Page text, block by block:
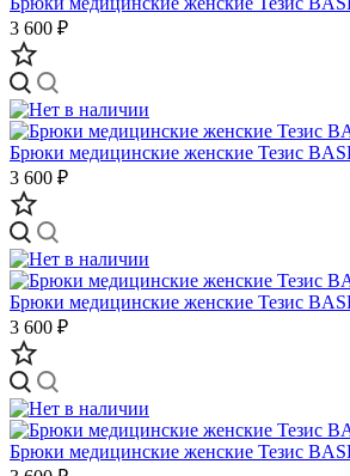
3 600 ₽
Брюки медицинские женские Тезис
3 600 ₽
Брюки медицинские женские Тезис
3 600 ₽
Брюки медицинские женские Тезис